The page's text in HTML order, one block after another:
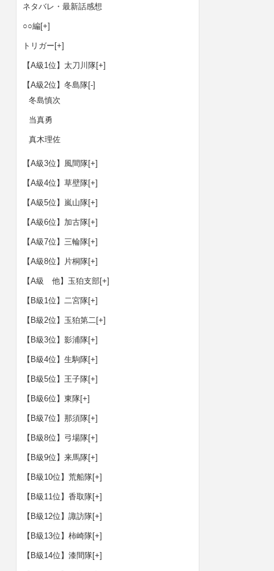
ネタバレ・最新話感想
○○編[+]
トリガー [+]
【A級1位】太刀川隊[+]
【A級2位】冬島隊[-]
冬島慎次
当真勇
真木理佐
【A級3位】風間隊[+]
【A級4位】草壁隊[+]
【A級5位】嵐山隊[+]
【A級6位】加古隊[+]
【A級7位】三輪隊[+]
【A級8位】片桐隊[+]
【A級 他】玉狛支部[+]
【B級1位】二宮隊[+]
【B級2位】玉狛第二[+]
【B級3位】影浦隊[+]
【B級4位】生駒隊[+]
【B級5位】王子隊[+]
【B級6位】東隊[+]
【B級7位】那須隊[+]
【B級8位】弓場隊[+]
【B級9位】来馬隊[+]
【B級10位】荒船隊[+]
【B級11位】香取隊[+]
【B級12位】諏訪隊[+]
【B級13位】柿崎隊[+]
【B級14位】漆間隊[+]